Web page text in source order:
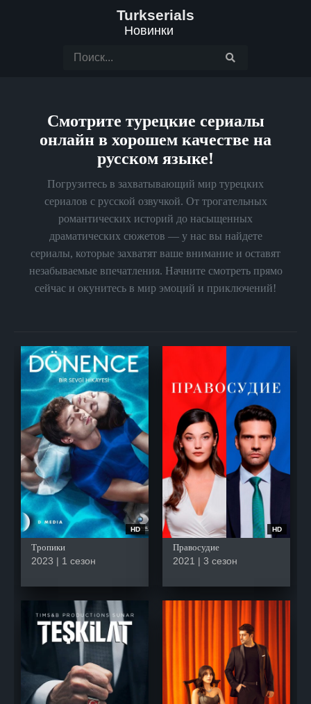
Turkserials
Новинки
Смотрите турецкие сериалы
онлайн в хорошем качестве на
русском языке!
Погрузитесь в захватывающий мир турецких
сериалов с русской озвучкой. От трогательных
романтических историй до насыщенных
драматических сюжетов — у нас вы найдете
сериалы, которые захватят ваше внимание и оставят
незабываемые впечатления. Начните смотреть прямо
сейчас и окунитесь в мир эмоций и приключений!
HD
Тропики
2023 | 1 сезон
HD
Правосудие
2021 | 3 сезон